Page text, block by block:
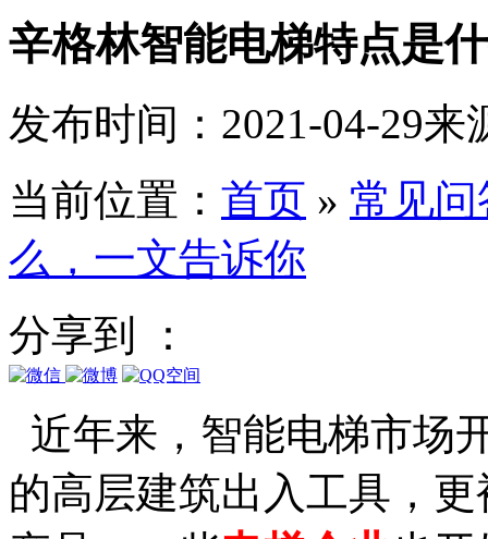
辛格林智能电梯特点是
发布时间：2021-04-29来
当前位置： 首页 » 常见问
么，一文告诉你
分享到 ：
近年来，智能电梯市场
的高层建筑出入工具，